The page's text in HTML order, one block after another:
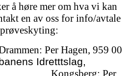
å høre mer om hva vi kan
en av oss for info/avtale
Hagen, 959 00
Idretttslag,
Per